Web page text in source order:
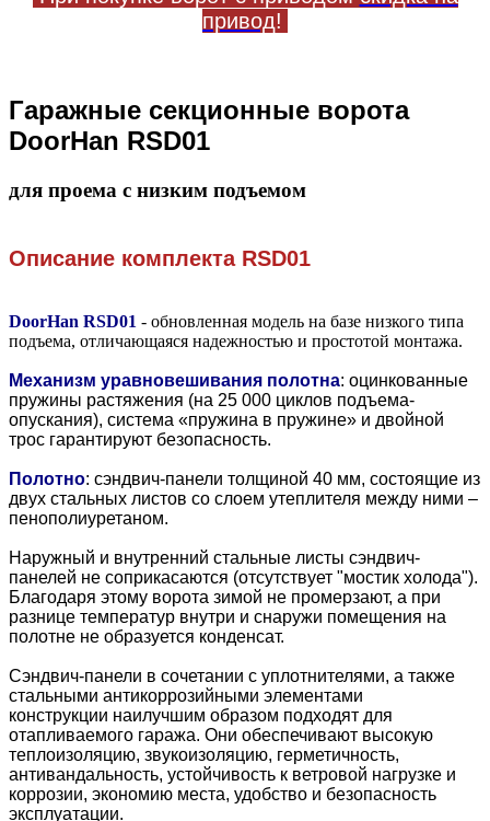
привод!
Гаражные секционные ворота
DoorHan RSD01
для проема с низким подъемом
Описание комплекта RSD01
DoorHan RSD01 - обновленная модель на базе низкого типа
подъема, отличающаяся надежностью и простотой монтажа.
Механизм уравновешивания полотна: оцинкованные
пружины растяжения (на 25 000 циклов подъема-
опускания), система «пружина в пружине» и двойной
трос гарантируют безопасность.
Полотно: сэндвич-панели толщиной 40 мм, состоящие из
двух стальных листов со слоем утеплителя между ними –
пенополиуретаном.
Наружный и внутренний стальные листы сэндвич-
панелей не соприкасаются (отсутствует "мостик холода").
Благодаря этому ворота зимой не промерзают, а при
разнице температур внутри и снаружи помещения на
полотне не образуется конденсат.
Сэндвич-панели в сочетании с уплотнителями, а также
стальными антикоррозийными элементами
конструкции наилучшим образом подходят для
отапливаемого гаража. Они обеспечивают высокую
теплоизоляцию, звукоизоляцию, герметичность,
антивандальность, устойчивость к ветровой нагрузке и
коррозии, экономию места, удобство и безопасность
эксплуатации.